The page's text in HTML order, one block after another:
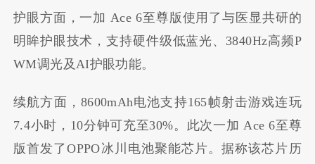
护眼方面，一加 Ace 6至尊版使用了与医显共研的
明眸护眼技术，支持硬件级低蓝光、3840Hz高频P
WM调光及AI护眼功能。
续航方面，8600mAh电池支持165帧射击游戏连玩
7.4小时，10分钟可充至30%。此次一加 Ace 6至尊
版首发了OPPO冰川电池聚能芯片。据称该芯片历